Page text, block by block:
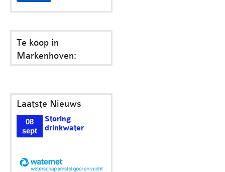
Te koop in
Markenhoven:
Laatste Nieuws
03
mei
Opleverfeest
vergroening